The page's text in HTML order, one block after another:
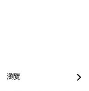
瀏覽